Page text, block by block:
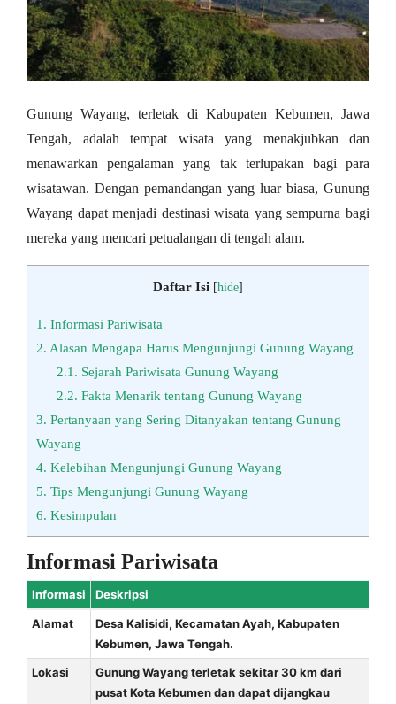
Gunung Wayang, terletak di Kabupaten Kebumen, Jawa
Tengah, adalah tempat wisata yang menakjubkan dan
menawarkan pengalaman yang tak terlupakan bagi para
wisatawan. Dengan pemandangan yang luar biasa, Gunung
Wayang dapat menjadi destinasi wisata yang sempurna bagi
mereka yang mencari petualangan di tengah alam.
Daftar Isi [hide]
1. Informasi Pariwisata
2. Alasan Mengapa Harus Mengunjungi Gunung Wayang
2.1. Sejarah Pariwisata Gunung Wayang
2.2. Fakta Menarik tentang Gunung Wayang
3. Pertanyaan yang Sering Ditanyakan tentang Gunung
Wayang
4. Kelebihan Mengunjungi Gunung Wayang
5. Tips Mengunjungi Gunung Wayang
6. Kesimpulan
Informasi Pariwisata
Informasi Deskripsi
Alamat
Desa Kalisidi, Kecamatan Ayah, Kabupaten
Kebumen, Jawa Tengah.
Lokasi
Gunung Wayang terletak sekitar 30 km dari
pusat Kota Kebumen dan dapat dijangkau